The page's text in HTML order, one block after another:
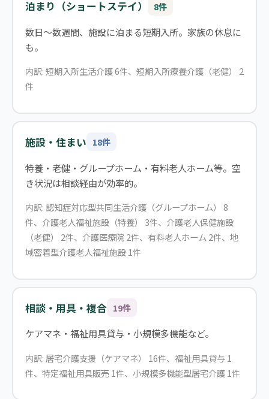
泊まり（ショートステイ） 8件
数日〜数週間、施設に泊まる短期入所。家族の休息に
も。
内訳: 短期入所生活介護 6件、短期入所療養介護（老健） 2
件
施設・住まい 18件
特養・老健・グループホーム・有料老人ホーム等。空
き状況は相談経由が効率的。
内訳: 認知症対応型共同生活介護（グループホーム） 8
件、介護老人福祉施設（特養） 3件、介護老人保健施設
（老健） 2件、介護医療院 2件、有料老人ホーム 2件、地
域密着型介護老人福祉施設 1件
相談・用具・複合 19件
ケアマネ・福祉用具貸与・小規模多機能など。
内訳: 居宅介護支援（ケアマネ） 16件、福祉用具貸与 1
件、特定福祉用具販売 1件、小規模多機能型居宅介護 1件